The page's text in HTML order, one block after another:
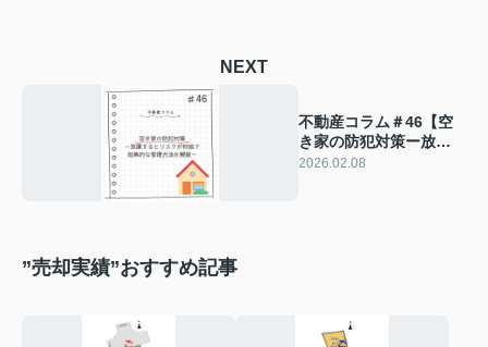
NEXT
不動産コラム＃46【空
き家の防犯対策ー放置
するとリスクが何倍？
2026.02.08
”売却実績”おすすめ記事